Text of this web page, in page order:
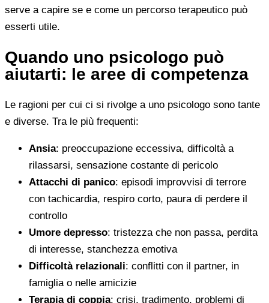
serve a capire se e come un percorso terapeutico può
esserti utile.
Quando uno psicologo può
aiutarti: le aree di competenza
Le ragioni per cui ci si rivolge a uno psicologo sono tante
e diverse. Tra le più frequenti:
Ansia: preoccupazione eccessiva, difficoltà a
rilassarsi, sensazione costante di pericolo
Attacchi di panico: episodi improvvisi di terrore
con tachicardia, respiro corto, paura di perdere il
controllo
Umore depresso: tristezza che non passa, perdita
di interesse, stanchezza emotiva
Difficoltà relazionali: conflitti con il partner, in
famiglia o nelle amicizie
Terapia di coppia: crisi, tradimento, problemi di